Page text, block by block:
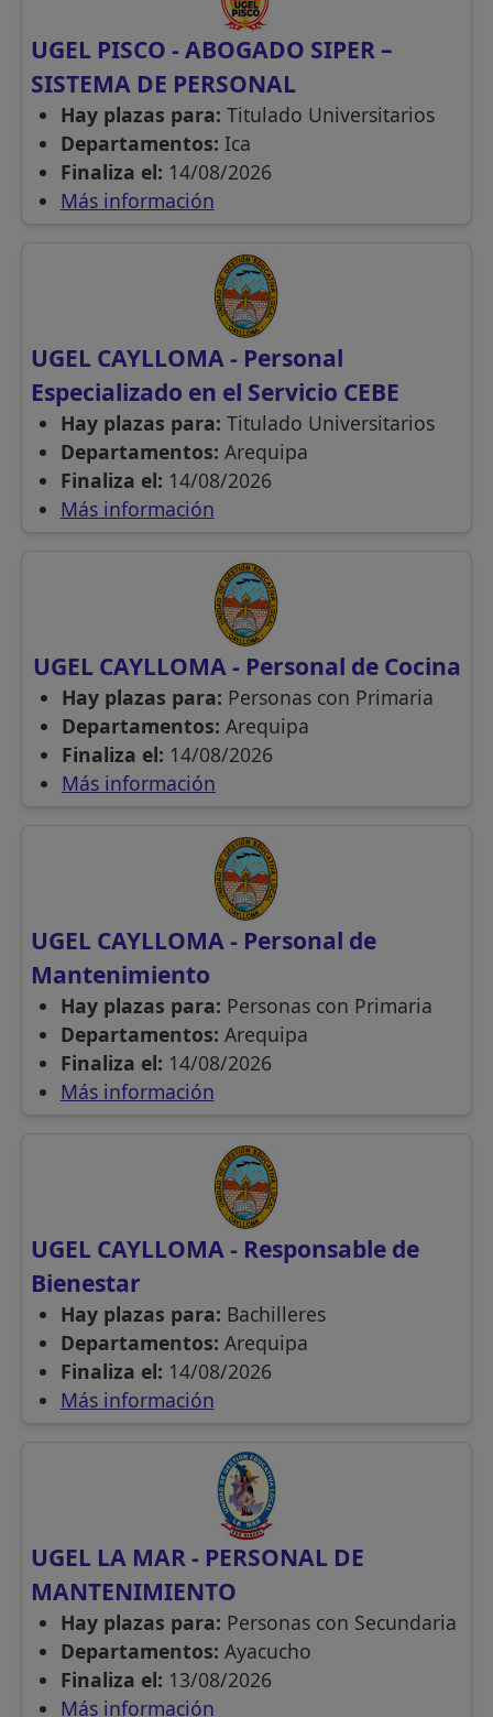
UGEL PISCO - ABOGADO SIPER –
SISTEMA DE PERSONAL
Hay plazas para: Titulado Universitarios
Departamentos: Ica
Finaliza el: 14/08/2026
Más información
UGEL CAYLLOMA - Personal
Especializado en el Servicio CEBE
Hay plazas para: Titulado Universitarios
Departamentos: Arequipa
Finaliza el: 14/08/2026
Más información
UGEL CAYLLOMA - Personal de Cocina
Hay plazas para: Personas con Primaria
Departamentos: Arequipa
Finaliza el: 14/08/2026
Más información
UGEL CAYLLOMA - Personal de
Mantenimiento
Hay plazas para: Personas con Primaria
Departamentos: Arequipa
Finaliza el: 14/08/2026
Más información
UGEL CAYLLOMA - Responsable de
Bienestar
Hay plazas para: Bachilleres
Departamentos: Arequipa
Finaliza el: 14/08/2026
Más información
UGEL LA MAR - PERSONAL DE
MANTENIMIENTO
Hay plazas para: Personas con Secundaria
Departamentos: Ayacucho
Finaliza el: 13/08/2026
Más información